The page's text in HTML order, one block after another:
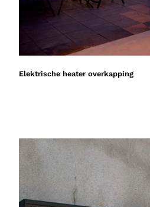
Elektrische heater overkapping